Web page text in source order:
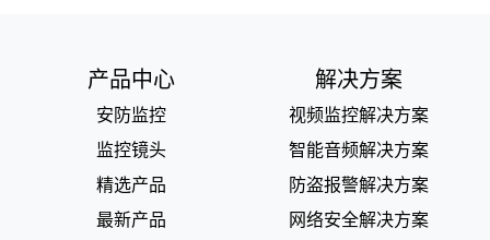
产品中心
安防监控
监控镜头
精选产品
最新产品
解决方案
视频监控解决方案
智能音频解决方案
防盗报警解决方案
网络安全解决方案